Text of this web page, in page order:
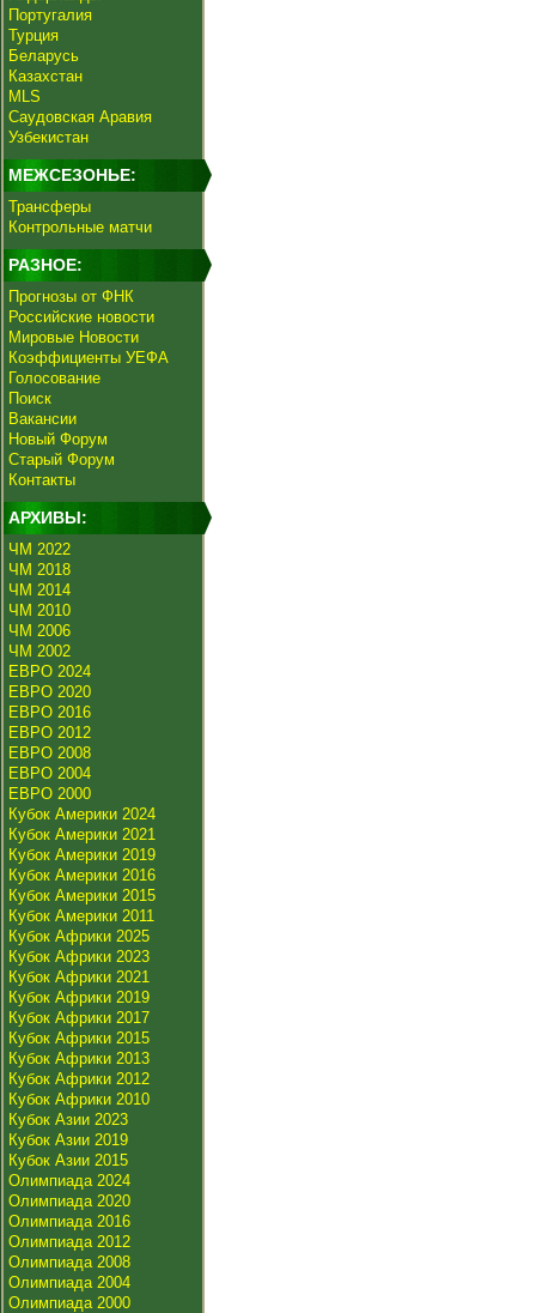
Португалия
Турция
Беларусь
Казахстан
MLS
Саудовская Аравия
Узбекистан
МЕЖСЕЗОНЬЕ:
Трансферы
Контрольные матчи
РАЗНОЕ:
Прогнозы от ФНК
Российские новости
Мировые Новости
Коэффициенты УЕФА
Голосование
Поиск
Вакансии
Новый Форум
Старый Форум
Контакты
АРХИВЫ:
ЧМ 2022
ЧМ 2018
ЧМ 2014
ЧМ 2010
ЧМ 2006
ЧМ 2002
ЕВРО 2024
ЕВРО 2020
ЕВРО 2016
ЕВРО 2012
ЕВРО 2008
ЕВРО 2004
ЕВРО 2000
Кубок Америки 2024
Кубок Америки 2021
Кубок Америки 2019
Кубок Америки 2016
Кубок Америки 2015
Кубок Америки 2011
Кубок Африки 2025
Кубок Африки 2023
Кубок Африки 2021
Кубок Африки 2019
Кубок Африки 2017
Кубок Африки 2015
Кубок Африки 2013
Кубок Африки 2012
Кубок Африки 2010
Кубок Азии 2023
Кубок Азии 2019
Кубок Азии 2015
Олимпиада 2024
Олимпиада 2020
Олимпиада 2016
Олимпиада 2012
Олимпиада 2008
Олимпиада 2004
Олимпиада 2000